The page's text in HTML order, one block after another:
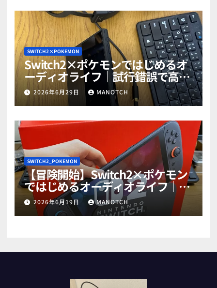
SWITCH2×POKEMON
Switch2×ポケモンではじめるオ
ーディオライフ｜試行錯誤で高音
質ゲットだぜ！part2
2026年6月29日 MANOTCH
SWITCH2_POKEMON
【冒険開始】Switch2×ポケモン
ではじめるオーディオライフ｜試
行錯誤で高音質ゲットだぜ！
part1
2026年6月19日 MANOTCH